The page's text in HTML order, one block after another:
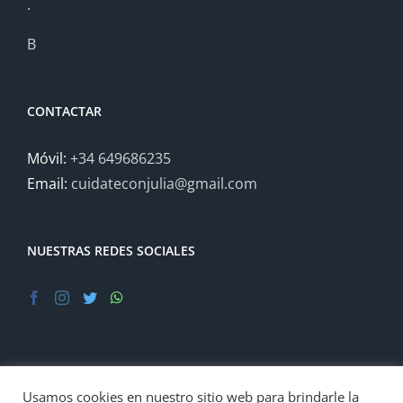
.
B
CONTACTAR
Móvil: +34 649686235
Email: cuidateconjulia@gmail.com
NUESTRAS REDES SOCIALES
Usamos cookies en nuestro sitio web para brindarle la